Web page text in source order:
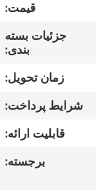
کیفیت
ما
تماس
قیمت:
جزئیات بسته
بندی:
زمان تحویل:
شرایط پرداخت:
قابلیت ارائه:
برجسته: